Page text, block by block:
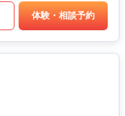
体験・相談予約